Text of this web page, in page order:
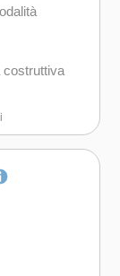
costruttiva
ambienti